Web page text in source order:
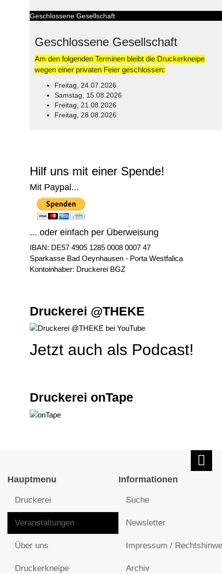
Geschlossene Gesellschaft
Geschlossene Gesellschaft
Am den folgenden Terminen bleibt die Druckerkneipe
wegen einer privaten Feier geschlossen:
Freitag, 24.07.2026
Samstag, 15.08.2026
Freitag, 21.08.2026
Freitag, 28.08.2026
Hilf uns mit einer Spende!
Mit Paypal...
... oder einfach per Überweisung
IBAN: DE57 4905 1285 0008 0007 47
Sparkasse Bad Oeynhausen - Porta Westfalica
Kontoinhaber: Druckerei BGZ
Druckerei @THEKE
Jetzt auch als Podcast!
Druckerei onTape
Hauptmenu
Druckerei
Veranstaltungen
Über uns
Druckerkneipe
Informationen
Suche
Newsletter
Impressum /
Archiv